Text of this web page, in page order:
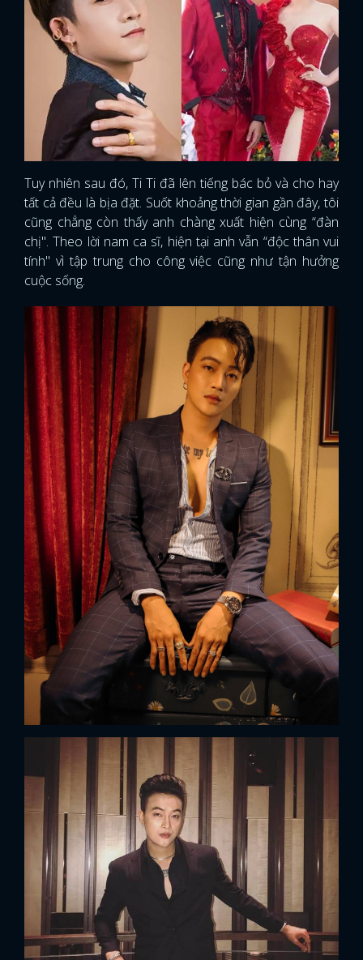
Tuy nhiên sau đó, Ti Ti đã lên tiếng bác bỏ và cho hay
tất cả đều là bịa đặt. Suốt khoảng thời gian gần đây, tôi
cũng chẳng còn thấy anh chàng xuất hiện cùng “đàn
chị". Theo lời nam ca sĩ, hiện tại anh vẫn “độc thân vui
tính" vì tập trung cho công việc cũng như tận hưởng
cuộc sống.